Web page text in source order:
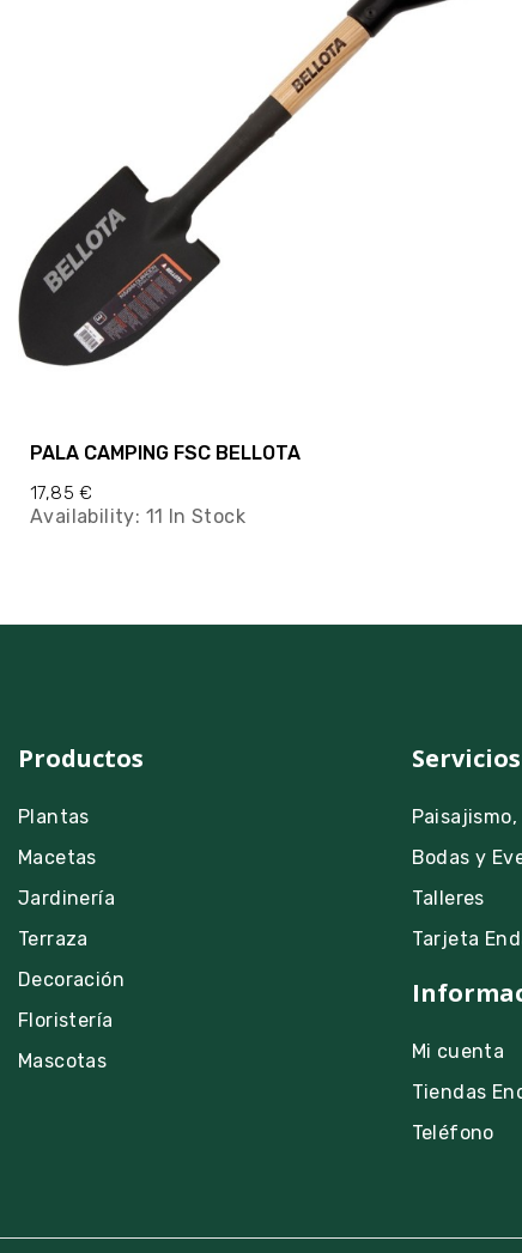
PALA CAMPING FSC BELLOTA
17,85 €
Availability: 11 In Stock
Productos
Plantas
Macetas
Jardinería
Terraza
Decoración
Floristería
Mascotas
Servicios
Bodas y
Talleres
Tarjeta
Mi cuenta
Tiendas
Teléfono